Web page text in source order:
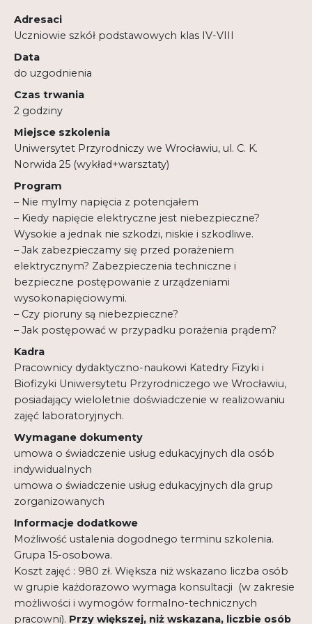
Shop
Test
Tutor na UPWr
Mistrzowie dydaktyki
Mistrzowie dydaktyki 2
Adresaci
Uczniowie szkół podstawowych klas IV-VIII
Data
do uzgodnienia
Czas trwania
2 godziny
Miejsce szkolenia
Uniwersytet Przyrodniczy we Wrocławiu, ul. C. K.
Norwida 25 (wykład+warsztaty)
Program
– Nie mylmy napięcia z potencjałem
– Kiedy napięcie elektryczne jest niebezpieczne?
Wysokie a jednak nie szkodzi, niskie i szkodliwe.
– Jak zabezpieczamy się przed porażeniem
elektrycznym? Zabezpieczenia techniczne i
bezpieczne postępowanie z urządzeniami
wysokonapięciowymi.
– Czy pioruny są niebezpieczne?
– Jak postępować w przypadku porażenia prądem?
Kadra
Pracownicy dydaktyczno-naukowi Katedry Fizyki i
Biofizyki Uniwersytetu Przyrodniczego we Wrocławiu,
posiadający wieloletnie doświadczenie w realizowaniu
zajęć laboratoryjnych.
Wymagane dokumenty
umowa o świadczenie usług edukacyjnych dla osób
indywidualnych
umowa o świadczenie usług edukacyjnych dla grup
zorganizowanych
Informacje dodatkowe
Możliwość ustalenia dogodnego terminu szkolenia.
Grupa 15-osobowa.
Koszt zajęć : 980 zł. Większa niż wskazano liczba osób
w grupie każdorazowo wymaga konsultacji (w zakresie
możliwości i wymogów formalno-technicznych
pracowni). Przy większej, niż wskazana, liczbie osób